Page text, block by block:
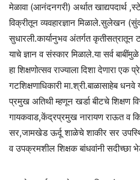
मेळावा (आनंदनगरी) अर्थात खाद्यपदार्थ
विक्रीतून व्यवहारज्ञान मिळाले.सुलेखन
सुधारली.कार्यानुभव अंतर्गत
याचे ज्ञान व संस्कार मिळाले.या सर्व बाबींमुळे
हा शिक्षणोत्सव राज्याला दिशा देणारा
गटशिक्षणाधिकारी मा.श्री.बाळासाहेब
प्रमुख अतिथी म्हणून खर्डा बीटचे शिक्षण
गायकवाड,केंद्रप्रमुख नारायण राऊत व
सर,जामखेड ऊर्दू शाळेचे शाकीर सर
व उपक्रमशील शिक्षक बांधवांनी ‍सदीच्छा